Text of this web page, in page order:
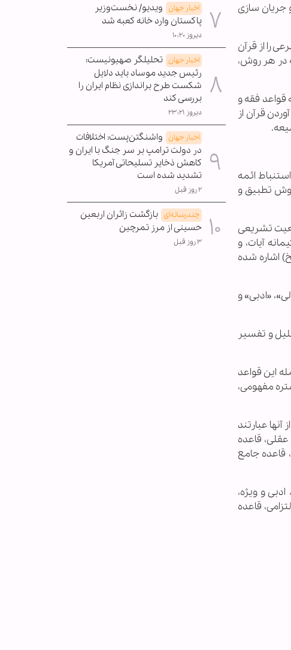
سازی
را از قرآن
در هر روش،
قواعد فقه و
قرآن از
ائمه
تطبیق و
تشریعی
آیات، و
اشاره شده
«ادبی» و
و تفسیر
این قواعد
مفهومی،
عبارتند
قاعده
قاعده جامع
و ویژه،
قاعده
اخبار جهان ویدیو/ نخست‌وزیر
پاکستان وارد خانه کعبه شد
دیروز ۱۰:۲۰
اخبار جهان تحلیلگر صهیونیست:
رئیس جدید موساد باید دلایل
شکست طرح براندازی نظام ایران را
بررسی کند
دیروز ۲۳:۲۱
اخبار جهان واشنگتن‌پست: اختلافات
در دولت ترامپ بر سر جنگ با ایران و
کاهش ذخایر تسلیحاتی آمریکا
تشدید شده است
۲ روز قبل
چندرسانه‌ای بازگشت زائران اربعین
حسینی از مرز تمرچین
۳ روز قبل